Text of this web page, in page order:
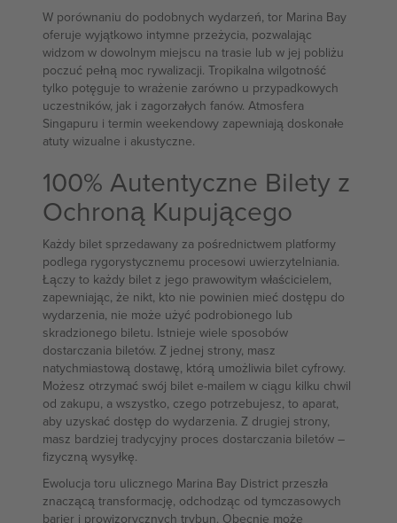
W porównaniu do podobnych wydarzeń, tor Marina Bay
oferuje wyjątkowo intymne przeżycia, pozwalając
widzom w dowolnym miejscu na trasie lub w jej pobliżu
poczuć pełną moc rywalizacji. Tropikalna wilgotność
tylko potęguje to wrażenie zarówno u przypadkowych
uczestników, jak i zagorzałych fanów. Atmosfera
Singapuru i termin weekendowy zapewniają doskonałe
atuty wizualne i akustyczne.
100% Autentyczne Bilety z
Ochroną Kupującego
Każdy bilet sprzedawany za pośrednictwem platformy
podlega rygorystycznemu procesowi uwierzytelniania.
Łączy to każdy bilet z jego prawowitym właścicielem,
zapewniając, że nikt, kto nie powinien mieć dostępu do
wydarzenia, nie może użyć podrobionego lub
skradzionego biletu. Istnieje wiele sposobów
dostarczania biletów. Z jednej strony, masz
natychmiastową dostawę, którą umożliwia bilet cyfrowy.
Możesz otrzymać swój bilet e-mailem w ciągu kilku chwil
od zakupu, a wszystko, czego potrzebujesz, to aparat,
aby uzyskać dostęp do wydarzenia. Z drugiej strony,
masz bardziej tradycyjny proces dostarczania biletów –
fizyczną wysyłkę.
Ewolucja toru ulicznego Marina Bay District przeszła
znaczącą transformację, odchodząc od tymczasowych
barier i prowizorycznych trybun. Obecnie może